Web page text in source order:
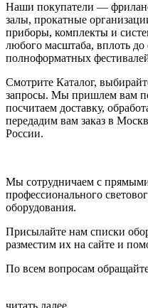
Наши покупатели —
залы, прокатные
приборы, комплекты и
любого масштаба, вплоть
полноформатных
Смотрите Каталог,
запросы. Мы пришлем вам
посчитаем доставку,
передадим вам заказ в
России.
Мы сотрудничаем с
профессионального
оборудования.
Присылайте нам списки
разместим их на сайте и
По всем вопросам